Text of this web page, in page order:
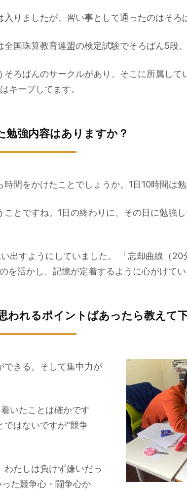
りましたが、習い事として通ったのはそろ
国珠算教育連盟の検定試験でそろばん5段
ろばんのサークルがあり、そこに所属して
キープしてます。
勉強内容はありますか？
間をかけたことでしょうか。1日10時間は
とですね。1日の終わりに、その日に勉強
出すようにしていました。 「忘却曲線（
を活かし、記憶が定着するように心がけて
われるポイントばあったら教えて
できる。そして集中力が
いたことは確かです
ではないですが“競争
わたしは負けず嫌いだっ
た競争心・闘争心か